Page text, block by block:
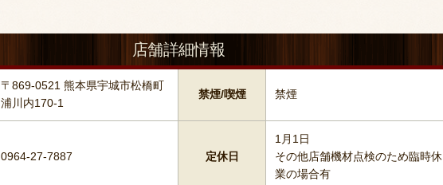
店舗詳細情報
〒869-0521 熊本県宇城市松橋町
浦川内170-1
禁煙/喫煙 禁煙
0964-27-7887 定休日
1月1日
その他店舗機材点検のため臨時休
業の場合有